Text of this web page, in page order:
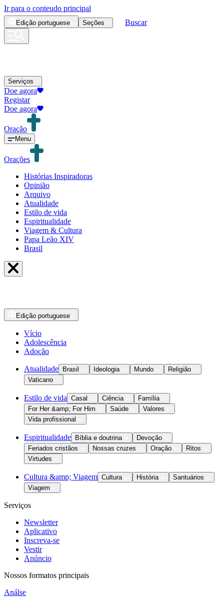
Ir para o conteudo principal
Edição portuguese Seções Buscar
Serviços
Doe agora
Registar
Doe agora
Oração
Menu
Orações
Histórias Inspiradoras
Opinião
Arquivo
Atualidade
Estilo de vida
Espiritualidade
Viagem & Cultura
Papa Leão XIV
Brasil
Edição portuguese
Vício
Adolescência
Adoção
Atualidade Brasil Ideologia Mundo
Religião
Vaticano
Estilo de vida Casal Ciência
Família
For Her &amp; For Him
Saúde
Valores
Vida profissional
Espiritualidade Bíblia e doutrina
Devoção
Feriados cristãos
Nossas cruzes Oração
Ritos
Virtudes
Cultura &amp; Viagem Cultura História
Santuários
Viagem
Serviços
Newsletter
Aplicativo
Inscreva-se
Vestir
Anúncio
Nossos formatos principais
Análse